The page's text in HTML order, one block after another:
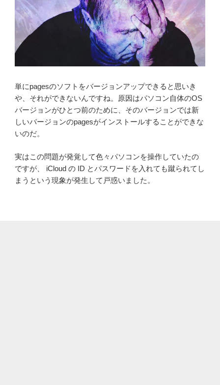
単にpagesのソフトをバージョンアップできると思いき
や、それができないんですね。原因はパソコン自体のOS
バージョンがひとつ前のために、そのバージョンでは新
しいバージョンのpagesがインストールすることができな
いのだ。
実はこの問題が発覚して色々パソコンを操作していたの
ですが、 iCloud の ID とパスワードを入れても蹴られてし
まうという現象が発生して戸惑いました。